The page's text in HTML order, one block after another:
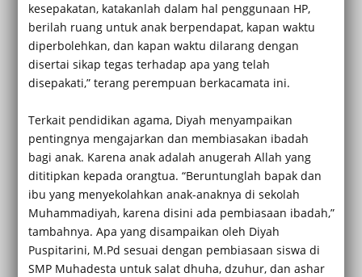
kesepakatan, katakanlah dalam hal penggunaan HP,
berilah ruang untuk anak berpendapat, kapan waktu
diperbolehkan, dan kapan waktu dilarang dengan
disertai sikap tegas terhadap apa yang telah
disepakati,” terang perempuan berkacamata ini.
Terkait pendidikan agama, Diyah menyampaikan
pentingnya mengajarkan dan membiasakan ibadah
bagi anak. Karena anak adalah anugerah Allah yang
dititipkan kepada orangtua. “Beruntunglah bapak dan
ibu yang menyekolahkan anak-anaknya di sekolah
Muhammadiyah, karena disini ada pembiasaan ibadah,”
tambahnya. Apa yang disampaikan oleh Diyah
Puspitarini, M.Pd sesuai dengan pembiasaan siswa di
SMP Muhadesta untuk salat dhuha, dzuhur, dan ashar